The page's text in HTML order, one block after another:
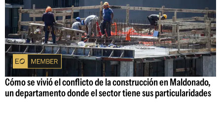
Cómo se vivió el conflicto de la construcción en Maldonado,
un departamento donde el sector tiene sus particularidades